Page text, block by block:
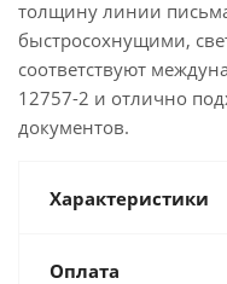
толщину линии
быстросохнущими,
соответствуют
12757-2 и отлично
документов.
Характеристики
Оплата